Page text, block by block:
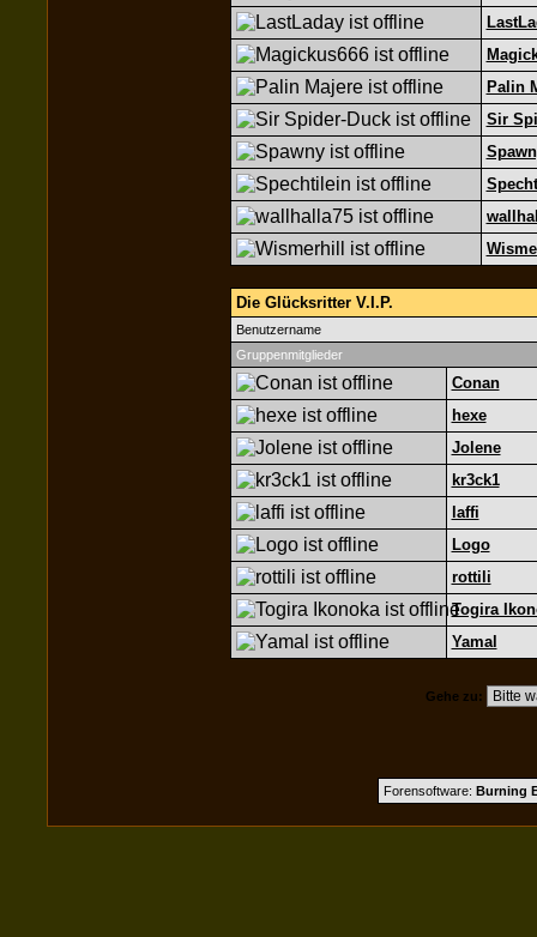
Palin
Sir
Die Glücksritter V.I.P.
Benutzername
Gruppenmitglieder
Conan
hexe
Jolene
kr3ck1
laffi
Logo
rottili
Togira
Yamal
Gehe zu:
Forensoftware: Burning